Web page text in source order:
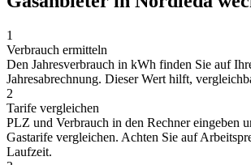
1
Verbrauch ermitteln
Den Jahresverbrauch in kWh finden Sie auf
Jahresabrechnung. Dieser Wert hilft,
2
Tarife vergleichen
PLZ und Verbrauch in den Rechner eingeben
Gastarife vergleichen. Achten Sie auf
Laufzeit.